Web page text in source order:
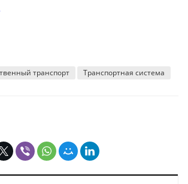
транспорт Транспортная система
40 лет исчезнет половина человечества? Почему
В Фонде медстрахования рассказали о новой